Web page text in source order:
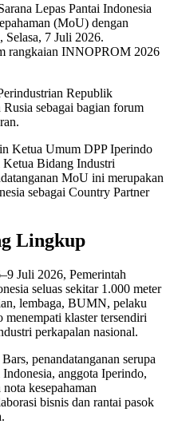
Lepas Pantai Indonesia
(MoU) dengan
7 Juli 2026.
rangkaian INNOPROM 2026
Republik
sebagai bagian forum
Ketua Umum DPP Iperindo
Bidang Industri
MoU ini merupakan
sebagai Country Partner
Lingkup
Juli 2026, Pemerintah
seluas sekitar 1.000 meter
lembaga, BUMN, pelaku
menempati klaster tersendiri
perkapalan nasional.
penandatanganan serupa
anggota Iperindo,
kesepahaman
bisnis dan rantai pasok